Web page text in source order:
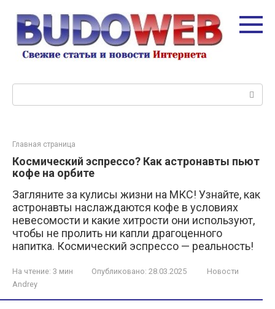
контенту
Главная страница
Космический эспрессо? Как астронавты пьют
кофе на орбите
Загляните за кулисы жизни на МКС! Узнайте, как
астронавты наслаждаются кофе в условиях
невесомости и какие хитрости они используют,
чтобы не пролить ни капли драгоценного
напитка. Космический эспрессо — реальность!
На чтение: 3 мин Опубликовано: 28.03.2025
Новости
Andrey